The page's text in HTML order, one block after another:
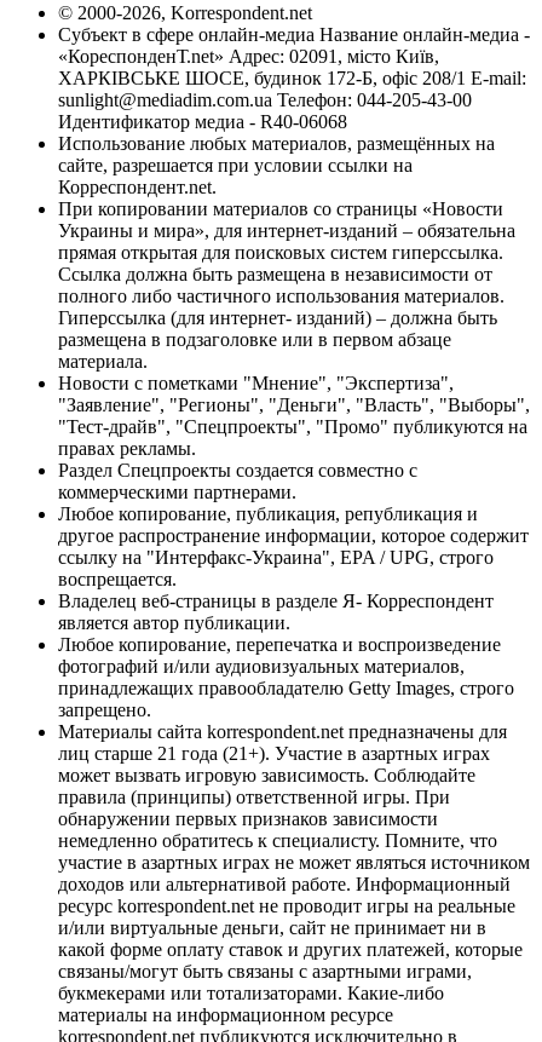
© 2000-2026, Korrespondent.net
Субъект в сфере онлайн-медиа Название онлайн-медиа -
«КореспонденТ.net» Адрес: 02091, місто Київ,
ХАРКІВСЬКЕ ШОСЕ, будинок 172-Б, офіс 208/1 E-mail:
sunlight@mediadim.com.ua Телефон: 044-205-43-00
Идентификатор медиа - R40-06068
Использование любых материалов, размещённых на
сайте, разрешается при условии ссылки на
Корреспондент.net.
При копировании материалов со страницы «Новости
Украины и мира», для интернет-изданий – обязательна
прямая открытая для поисковых систем гиперссылка.
Ссылка должна быть размещена в независимости от
полного либо частичного использования материалов.
Гиперссылка (для интернет- изданий) – должна быть
размещена в подзаголовке или в первом абзаце
материала.
Новости с пометками "Мнение", "Экспертиза",
"Заявление", "Регионы", "Деньги", "Власть", "Выборы",
"Тест-драйв", "Спецпроекты", "Промо" публикуются на
правах рекламы.
Раздел Спецпроекты создается совместно с
коммерческими партнерами.
Любое копирование, публикация, републикация и
другое распространение информации, которое содержит
ссылку на "Интерфакс-Украина", EPA / UPG, строго
воспрещается.
Владелец веб-страницы в разделе Я- Корреспондент
является автор публикации.
Любое копирование, перепечатка и воспроизведение
фотографий и/или аудиовизуальных материалов,
принадлежащих правообладателю Getty Images, строго
запрещено.
Материалы сайта korrespondent.net предназначены для
лиц старше 21 года (21+). Участие в азартных играх
может вызвать игровую зависимость. Соблюдайте
правила (принципы) ответственной игры. При
обнаружении первых признаков зависимости
немедленно обратитесь к специалисту. Помните, что
участие в азартных играх не может являться источником
доходов или альтернативой работе. Информационный
ресурс korrespondent.net не проводит игры на реальные
и/или виртуальные деньги, сайт не принимает ни в
какой форме оплату ставок и других платежей, которые
связаны/могут быть связаны с азартными играми,
букмекерами или тотализаторами. Какие-либо
материалы на информационном ресурсе
korrespondent.net публикуются исключительно в